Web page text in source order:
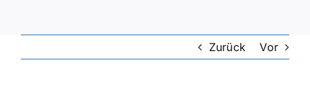
Zurück Vor